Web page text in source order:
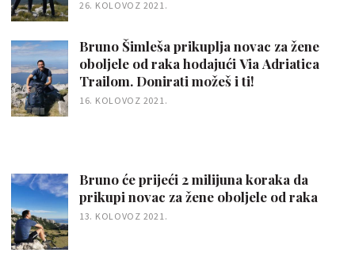
26. KOLOVOZ 2021.
Bruno Šimleša prikuplja novac za žene
oboljele od raka hodajući Via Adriatica
Trailom. Donirati možeš i ti!
16. KOLOVOZ 2021.
Bruno će prijeći 2 milijuna koraka da
prikupi novac za žene oboljele od raka
13. KOLOVOZ 2021.